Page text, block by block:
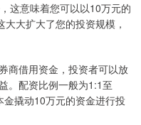
这意味着您可以以10万元的
大扩大了您的投资规模，
商借用资金，投资者可以放
。配资比例一般为1:1至
撬动10万元的资金进行投